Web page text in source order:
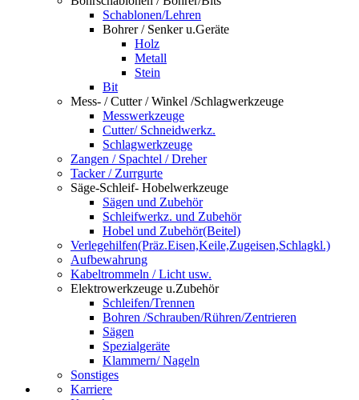
Schablonen/Lehren
Bohrer / Senker u.Geräte
Holz
Metall
Stein
Bit
Mess- / Cutter / Winkel /Schlagwerkzeuge
Messwerkzeuge
Cutter/ Schneidwerkz.
Schlagwerkzeuge
Zangen / Spachtel / Dreher
Tacker / Zurrgurte
Säge-Schleif- Hobelwerkzeuge
Sägen und Zubehör
Schleifwerkz. und Zubehör
Hobel und Zubehör(Beitel)
Verlegehilfen(Präz.Eisen,Keile,Zugeisen,Schlagkl.)
Aufbewahrung
Kabeltrommeln / Licht usw.
Elektrowerkzeuge u.Zubehör
Schleifen/Trennen
Bohren /Schrauben/Rühren/Zentrieren
Sägen
Spezialgeräte
Klammern/ Nageln
Sonstiges
Karriere